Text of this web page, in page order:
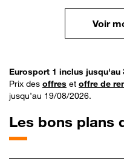
Voir
Eurosport 1 inclus jusqu'au
Prix des offres et offre de
jusqu’au 19/08/2026.
Les bons plans